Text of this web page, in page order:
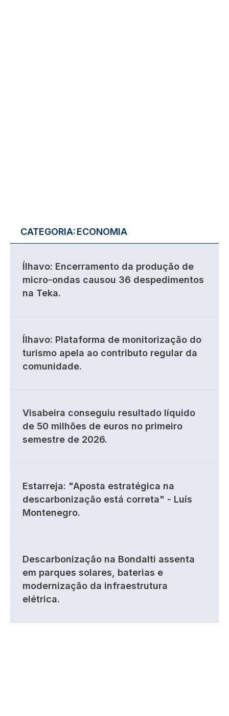
CATEGORIA:ECONOMIA
Ílhavo: Encerramento da produção de
micro-ondas causou 36 despedimentos
na Teka.
Ílhavo: Plataforma de monitorização do
turismo apela ao contributo regular da
comunidade.
Visabeira conseguiu resultado líquido
de 50 milhões de euros no primeiro
semestre de 2026.
Estarreja: "Aposta estratégica na
descarbonização está correta" - Luís
Montenegro.
Descarbonização na Bondalti assenta
em parques solares, baterias e
modernização da infraestrutura
elétrica.